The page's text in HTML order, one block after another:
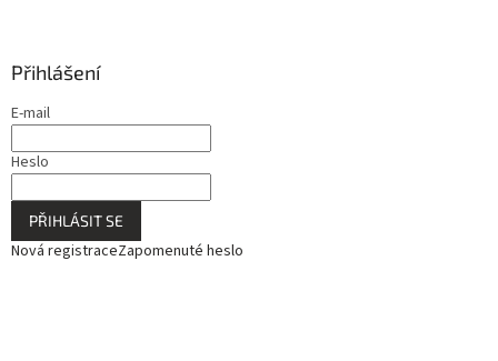
Přihlášení
E-mail
Heslo
PŘIHLÁSIT SE
Nová registraceZapomenuté heslo